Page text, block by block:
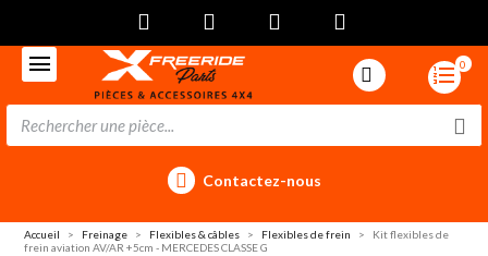
0
Contactez-nous
Accueil Freinage Flexibles & câbles Flexibles de frein
Kit flexibles de
frein aviation AV/AR +5cm - MERCEDES CLASSE G